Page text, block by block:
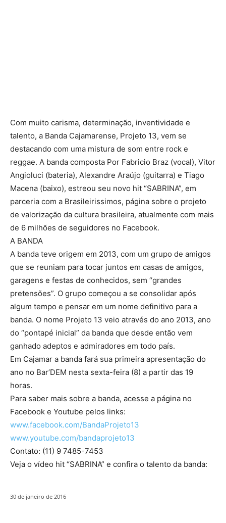
Com muito carisma, determinação, inventividade e
talento, a Banda Cajamarense, Projeto 13, vem se
destacando com uma mistura de som entre rock e
reggae. A banda composta Por Fabricio Braz (vocal), Vitor
Angioluci (bateria), Alexandre Araújo (guitarra) e Tiago
Macena (baixo), estreou seu novo hit “SABRINA”, em
parceria com a Brasileirissimos, página sobre o projeto
de valorização da cultura brasileira, atualmente com mais
de 6 milhões de seguidores no Facebook.
A BANDA
A banda teve origem em 2013, com um grupo de amigos
que se reuniam para tocar juntos em casas de amigos,
garagens e festas de conhecidos, sem “grandes
pretensões”. O grupo começou a se consolidar após
algum tempo e pensar em um nome definitivo para a
banda. O nome Projeto 13 veio através do ano 2013, ano
do “pontapé inicial” da banda que desde então vem
ganhado adeptos e admiradores em todo país.
Em Cajamar a banda fará sua primeira apresentação do
ano no Bar’DEM nesta sexta-feira (8) a partir das 19
horas.
Para saber mais sobre a banda, acesse a página no
Facebook e Youtube pelos links:
www.facebook.com/BandaProjeto13
www.youtube.com/bandaprojeto13
Contato: (11) 9 7485-7453
Veja o vídeo hit “SABRINA” e confira o talento da banda:
30 de janeiro de 2016